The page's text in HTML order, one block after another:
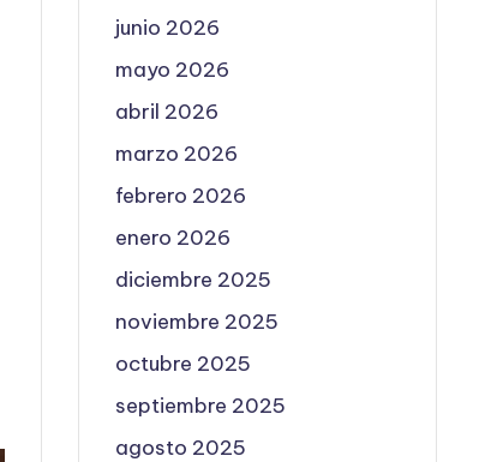
junio 2026
mayo 2026
abril 2026
marzo 2026
febrero 2026
enero 2026
diciembre 2025
noviembre 2025
octubre 2025
septiembre 2025
agosto 2025